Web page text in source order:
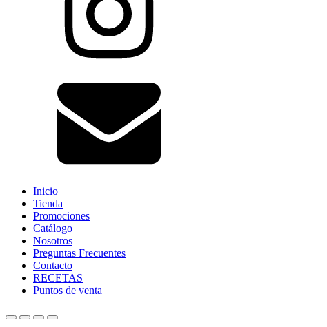
Inicio
Tienda
Promociones
Catálogo
Nosotros
Preguntas Frecuentes
Contacto
RECETAS
Puntos de venta